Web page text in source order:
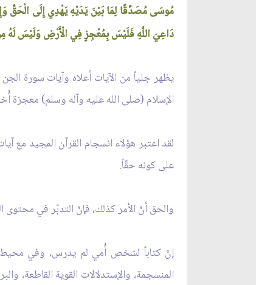
دَاعِيَ اللَّهِ فَلَيْسَ بِمُعْجِزٍ فِي الْأَرْضِ وَلَيْسَ لَهُ
يظهر جلياً من الآيات أعلاه وآيات سورة
الإسلام (صلى الله عليه وآله وسلم) معجزة
لقد اعتبر هؤلاء انسجام القرآن المجيد مع
على كونه حقّاً.
والحق أنّ الأمر كذلك، فإنّ التدبّر في محتوى
إنّ كتاباً لشخص أُمي لم يدرس، وفي محيط
المنسجمة، والإستدلالات القوية القاطعة،